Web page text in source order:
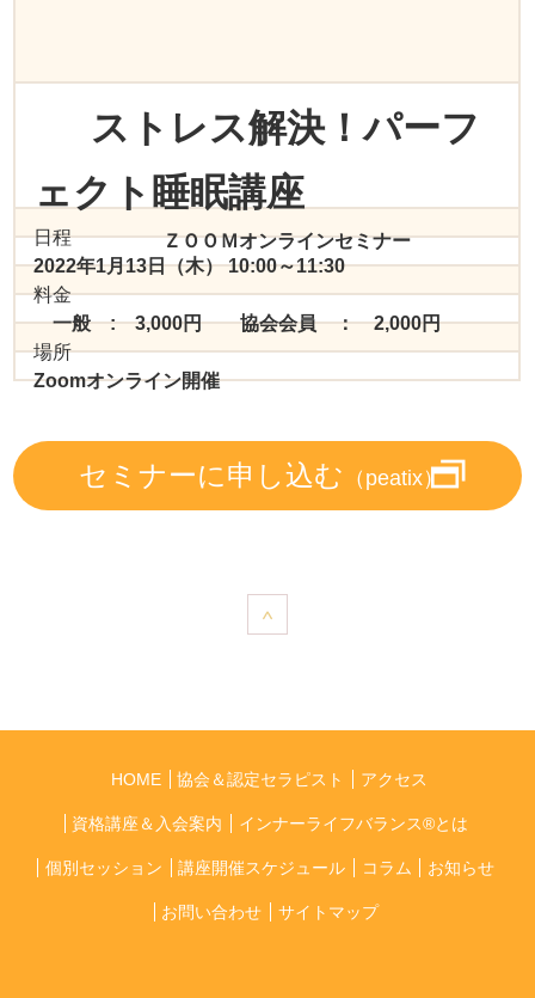
ストレス解決！パーフ
ェクト睡眠講座
ＺＯＯＭオンラインセミナー
日程
2022年1月13日（木） 10:00～11:30
料金
一般 : 3,000円 協会会員 ： 2,000円
場所
Zoomオンライン開催
セミナーに申し込む （peatix）
HOME 協会＆認定セラピスト アクセス
資格講座＆入会案内 インナーライフバランス®とは
個別セッション 講座開催スケジュール コラム お知らせ
お問い合わせ サイトマップ